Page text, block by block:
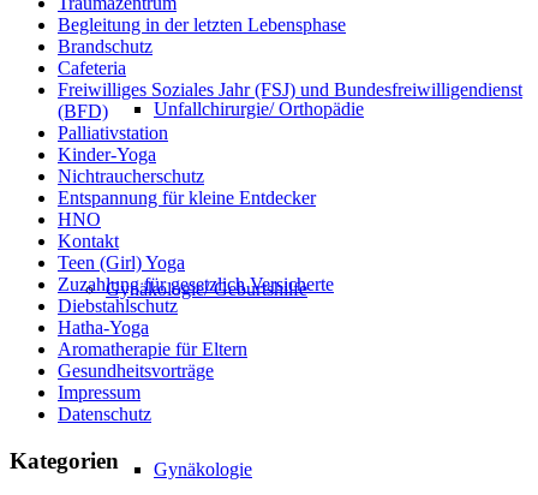
Unfallchirurgie/ Orthopädie
Gynäkologie/ Geburtshilfe
Gynäkologie
Begleitung in der letzten Lebensphase
Brandschutz
Cafeteria
Freiwilliges Soziales Jahr (FSJ) und Bundesfreiwilligendienst
(BFD)
Palliativstation
Kinder-Yoga
Nichtraucherschutz
Entspannung für kleine Entdecker
HNO
Kontakt
Teen (Girl) Yoga
Zuzahlung für gesetzlich Versicherte
Diebstahlschutz
Hatha-Yoga
Aromatherapie für Eltern
Gesundheitsvorträge
Impressum
Datenschutz
Kategorien